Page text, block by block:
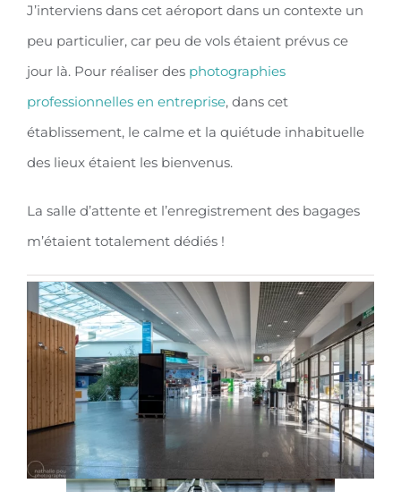
J’interviens dans cet aéroport dans un contexte un
peu particulier, car peu de vols étaient prévus ce
jour là. Pour réaliser des photographies
professionnelles en entreprise, dans cet
établissement, le calme et la quiétude inhabituelle
des lieux étaient les bienvenus.
La salle d’attente et l’enregistrement des bagages
m’étaient totalement dédiés !